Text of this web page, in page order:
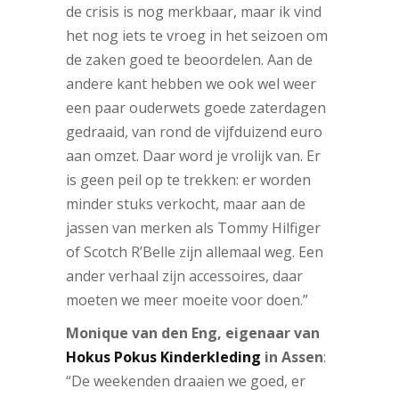
de crisis is nog merkbaar, maar ik vind
het nog iets te vroeg in het seizoen om
de zaken goed te beoordelen. Aan de
andere kant hebben we ook wel weer
een paar ouderwets goede zaterdagen
gedraaid, van rond de vijfduizend euro
aan omzet. Daar word je vrolijk van. Er
is geen peil op te trekken: er worden
minder stuks verkocht, maar aan de
jassen van merken als Tommy Hilfiger
of Scotch R’Belle zijn allemaal weg. Een
ander verhaal zijn accessoires, daar
moeten we meer moeite voor doen.”
Monique van den Eng, eigenaar van
Hokus Pokus Kinderkleding in Assen:
“De weekenden draaien we goed, er